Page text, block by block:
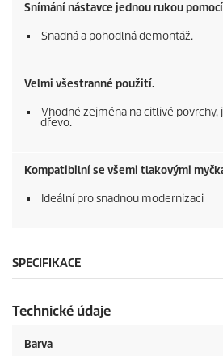
Snímání nástavce jednou rukou
Snadná a pohodlná demontáž.
Velmi všestranné použití.
Vhodné zejména na citlivé povrchy,
dřevo.
Kompatibilní se všemi tlakovými
Ideální pro snadnou modernizaci
SPECIFIKACE
Technické údaje
Barva